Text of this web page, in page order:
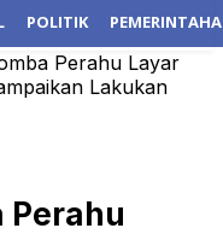
POLITIK
Perahu Layar
Lakukan
Perahu